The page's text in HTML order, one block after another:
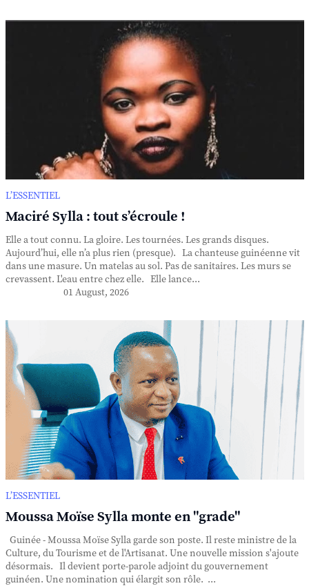
L’ESSENTIEL
Maciré Sylla : tout s’écroule !
Elle a tout connu. La gloire. Les tournées. Les grands disques.
Aujourd’hui, elle n’a plus rien (presque). La chanteuse guinéenne vit
dans une masure. Un matelas au sol. Pas de sanitaires. Les murs se
crevassent. L'eau entre chez elle. Elle lance...
01 August, 2026
L’ESSENTIEL
Moussa Moïse Sylla monte en "grade"
Guinée - Moussa Moïse Sylla garde son poste. Il reste ministre de la
Culture, du Tourisme et de l'Artisanat. Une nouvelle mission s'ajoute
désormais. Il devient porte-parole adjoint du gouvernement
guinéen. Une nomination qui élargit son rôle. ...